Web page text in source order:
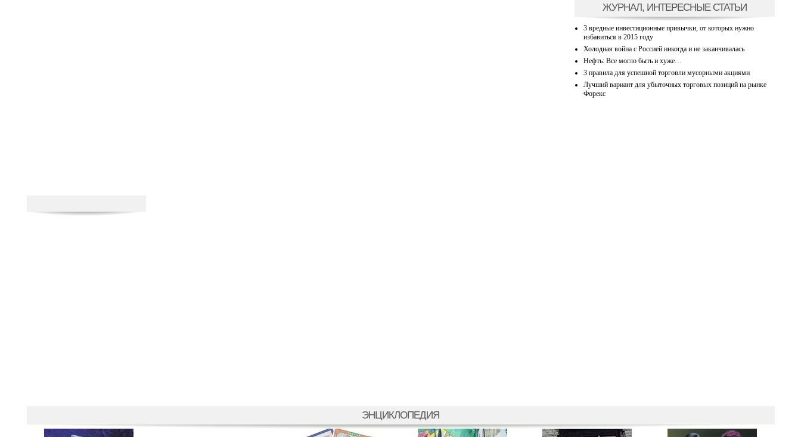
ЖУРНАЛ, ИНТЕРЕСНЫЕ СТАТЬИ
3 вредные инвестиционные привычки, от которых нужно
избавиться в 2015 году
Холодная война с Россией никогда и не заканчивалась
Нефть: Все могло быть и хуже…
3 правила для успешной торговли мусорными акциями
Лучший вариант для убыточных торговых позиций на рынке
Форекс
ЭНЦИКЛОПЕДИЯ